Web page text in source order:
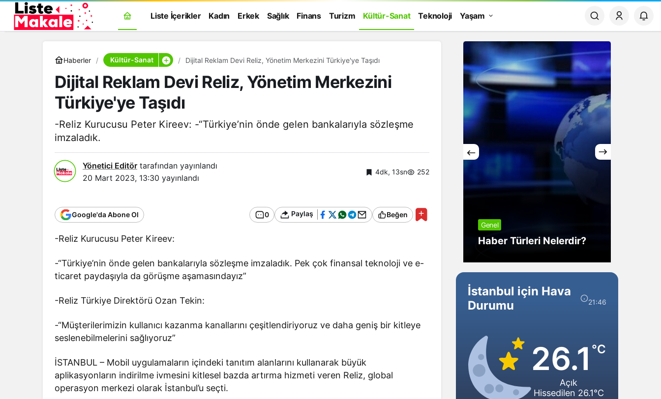
Liste İçerikler Kadın Erkek Sağlık Finans Turizm Kültür-Sanat Teknoloji Yaşam
Haberler Kültür-Sanat Dijital Reklam Devi Reliz, Yönetim Merkezini Türkiye'ye Taşıdı
Dijital Reklam Devi Reliz, Yönetim Merkezini
Türkiye'ye Taşıdı
-Reliz Kurucusu Peter Kireev: -“Türkiye’nin önde gelen bankalarıyla sözleşme
imzaladık.
Yönetici Editör tarafından yayınlandı
20 Mart 2023, 13:30 yayınlandı
4dk, 13sn 252
Google'da Abone Ol 0 Paylaş Beğen
-Reliz Kurucusu Peter Kireev:
-“Türkiye’nin önde gelen bankalarıyla sözleşme imzaladık. Pek çok finansal teknoloji ve e-
ticaret paydaşıyla da görüşme aşamasındayız”
-Reliz Türkiye Direktörü Ozan Tekin:
-“Müşterilerimizin kullanıcı kazanma kanallarını çeşitlendiriyoruz ve daha geniş bir kitleye
seslenebilmelerini sağlıyoruz”
İSTANBUL – Mobil uygulamaların içindeki tanıtım alanlarını kullanarak büyük
aplikasyonların indirilme ivmesini kitlesel bazda artırma hizmeti veren Reliz, global
operasyon merkezi olarak İstanbul’u seçti.
Genel
Genel
Haber Türleri Nelerdir?
İstanbul için Hava
Durumu
21:46
26.1 °C
Açık
Hissedilen 26.1°C